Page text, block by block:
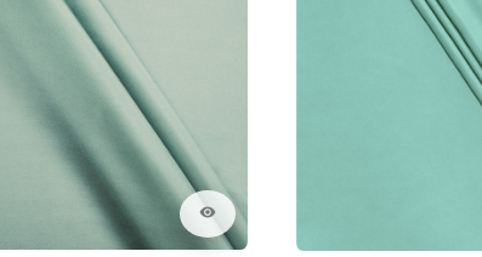
visibility